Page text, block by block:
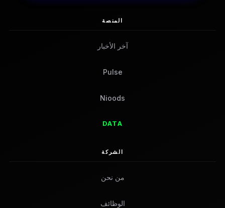
المنصة
آخر الأخبار
Pulse
Nioods
DATA
الشركة
من نحن
الوظائف